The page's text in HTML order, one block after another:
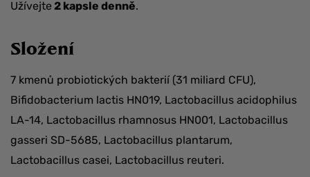
Užívejte2 kapsle denně.
Složení
7 kmenů probiotických bakterií (31 miliard CFU),
Bifidobacterium lactis HN019, Lactobacillus acidophilus
LA-14, Lactobacillus rhamnosus HN001, Lactobacillus
gasseri SD-5685, Lactobacillus plantarum,
Lactobacillus casei, Lactobacillus reuteri.